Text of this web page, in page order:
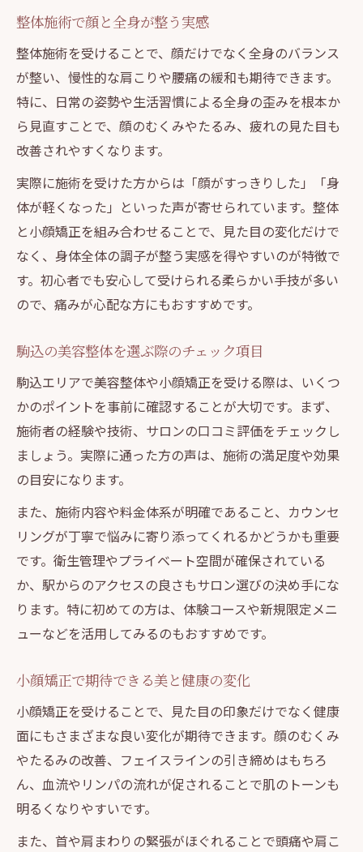
整体施術で顔と全身が整う実感
整体施術を受けることで、顔だけでなく全身のバランス
が整い、慢性的な肩こりや腰痛の緩和も期待できます。
特に、日常の姿勢や生活習慣による全身の歪みを根本か
ら見直すことで、顔のむくみやたるみ、疲れの見た目も
改善されやすくなります。
実際に施術を受けた方からは「顔がすっきりした」「身
体が軽くなった」といった声が寄せられています。整体
と小顔矯正を組み合わせることで、見た目の変化だけで
なく、身体全体の調子が整う実感を得やすいのが特徴で
す。初心者でも安心して受けられる柔らかい手技が多い
ので、痛みが心配な方にもおすすめです。
駒込の美容整体を選ぶ際のチェック項目
駒込エリアで美容整体や小顔矯正を受ける際は、いくつ
かのポイントを事前に確認することが大切です。まず、
施術者の経験や技術、サロンの口コミ評価をチェックし
ましょう。実際に通った方の声は、施術の満足度や効果
の目安になります。
また、施術内容や料金体系が明確であること、カウンセ
リングが丁寧で悩みに寄り添ってくれるかどうかも重要
です。衛生管理やプライベート空間が確保されている
か、駅からのアクセスの良さもサロン選びの決め手にな
ります。特に初めての方は、体験コースや新規限定メニ
ューなどを活用してみるのもおすすめです。
小顔矯正で期待できる美と健康の変化
小顔矯正を受けることで、見た目の印象だけでなく健康
面にもさまざまな良い変化が期待できます。顔のむくみ
やたるみの改善、フェイスラインの引き締めはもちろ
ん、血流やリンパの流れが促されることで肌のトーンも
明るくなりやすいです。
また、首や肩まわりの緊張がほぐれることで頭痛や肩こ